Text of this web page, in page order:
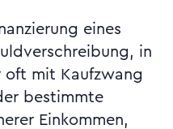
eines
in
oft mit Kaufzwang
bestimmte
Einkommen,